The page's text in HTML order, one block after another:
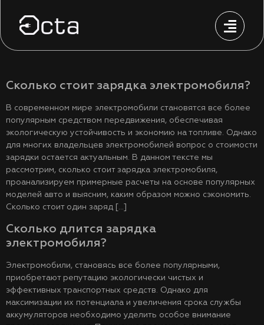
Сколько стоит зарядка электромобиля?
В современном мире электромобили становятся все более
популярным средством передвижения, обеспечивая
экологическую устойчивость и экономию на топливе. Однако
для многих владельцев электромобилей вопрос о стоимости
зарядки остается актуальным. В данном тексте мы
рассмотрим, сколько стоит зарядка электромобиля,
проанализируем примерные расчеты на основе популярных
моделей авто и выясним, каким образом можно сэкономить.
Сколько стоит один заряд […]
Сколько длится зарядка
электромобиля?
Электромобили, становясь все более популярными,
приобретают репутацию экологически чистых и
эффективных транспортных средств. Однако для
максимизации их потенциала и увеличения срока службы
аккумуляторов необходимо уделить особое внимание